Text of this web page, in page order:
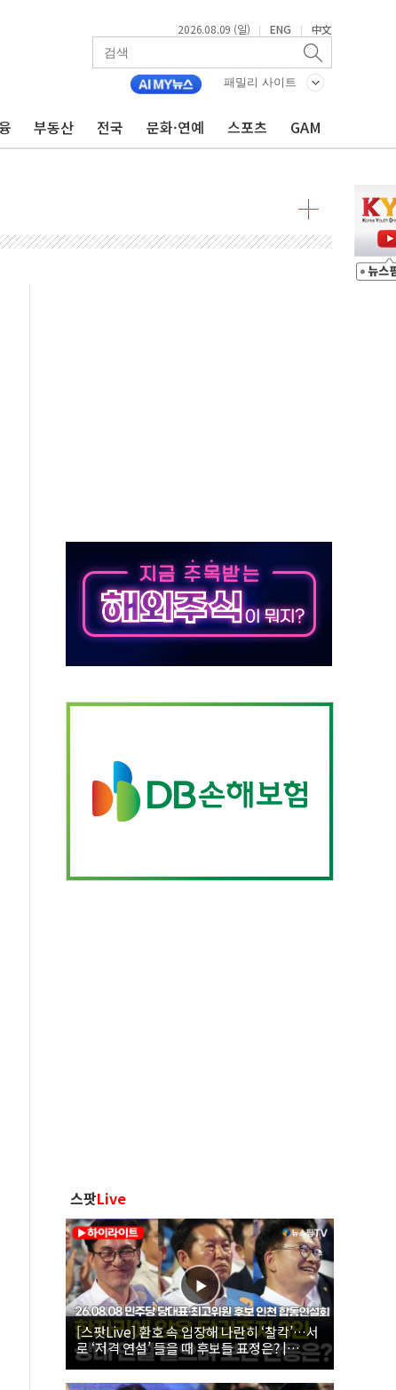
2026.08.09 (일) | ENG | 中文
패밀리 사이트
부동산 전국 문화·연예 스포츠 GAM
…고수온 양식장 복구·지원 '총력'
태 주의보'...경북도, 호우 피해·통제구간 없어
차 재역전 성공...金 45.42% vs 鄭 44.56%
청래·김민석 당대표 후보
과 발표...김민석 47.75% 정청래 42.08%
표...김민석 52.64% 정청래 39.89% 송영길 7.47%
…60대 남성 2명 숨져
는 일 없게"…'결혼 페널티' 22개 과제 손본다
아친 정청래…제주 연설서 신경전 고조
스팟Live
[스팟Live] 환호 속 입장해 나란히 ‘찰칵’…서
로 ‘저격 연설’ 들을 때 후보들 표정은? |
26.08.08 더불어민주당 당대표·최고위원 후
보 인천 합동연설회